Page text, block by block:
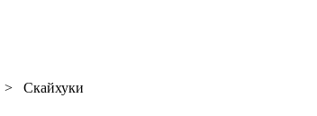
> Cкайхуки